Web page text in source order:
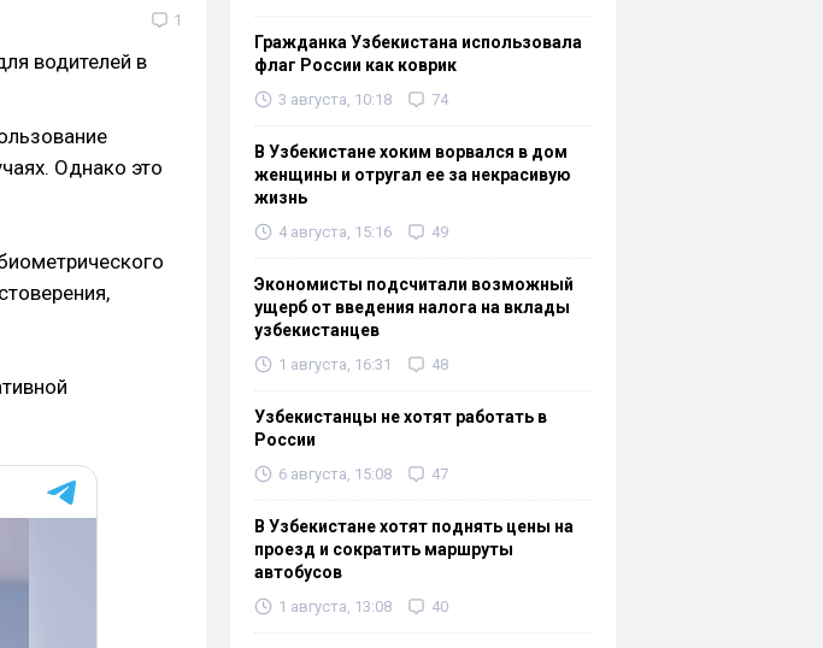
1
Однако это
Гражданка Узбекистана использовала
флаг России как коврик
3 августа, 10:18 74
В Узбекистане хоким ворвался в дом
женщины и отругал ее за некрасивую
жизнь
4 августа, 15:16 49
Экономисты подсчитали возможный
ущерб от введения налога на вклады
узбекистанцев
1 августа, 16:31 48
Узбекистанцы не хотят работать в
России
6 августа, 15:08 47
В Узбекистане хотят поднять цены на
проезд и сократить маршруты
автобусов
1 августа, 13:08 40